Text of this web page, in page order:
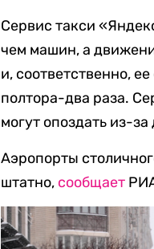
Сервис такси
чем машин, а
и, соответственно,
полтора-два раза.
могут опоздать из-
Аэропорты
штатно, сообщает